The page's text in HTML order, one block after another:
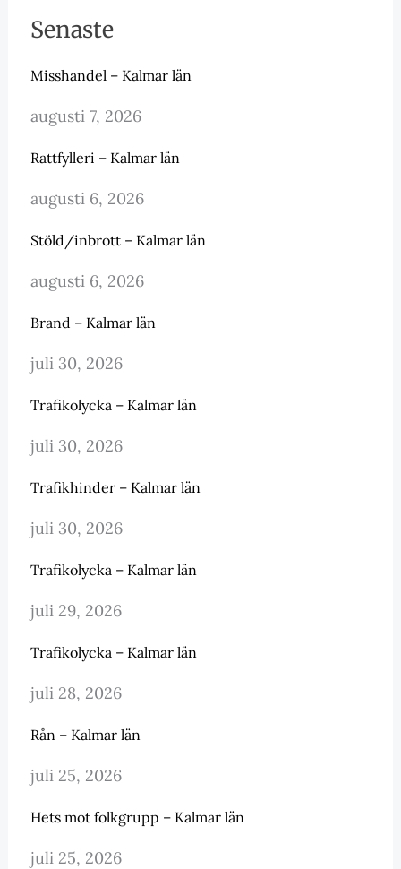
Senaste
Misshandel – Kalmar län
augusti 7, 2026
Rattfylleri – Kalmar län
augusti 6, 2026
Stöld/inbrott – Kalmar län
augusti 6, 2026
Brand – Kalmar län
juli 30, 2026
Trafikolycka – Kalmar län
juli 30, 2026
Trafikhinder – Kalmar län
juli 30, 2026
Trafikolycka – Kalmar län
juli 29, 2026
Trafikolycka – Kalmar län
juli 28, 2026
Rån – Kalmar län
juli 25, 2026
Hets mot folkgrupp – Kalmar län
juli 25, 2026